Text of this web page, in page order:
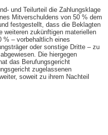
und Teilurteil die Zahlungsklage
Mitverschuldens von 50 % dem
festgestellt, dass die Beklagten
weiteren zukünftigen materiellen
% – vorbehaltlich eines
oder sonstige Dritte – zu
Die hiergegen
das Berufungsgericht
zugelassenen
soweit zu ihrem Nachteil